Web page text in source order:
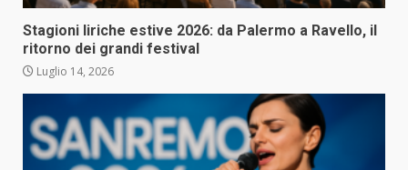
Stagioni liriche estive 2026: da Palermo a Ravello, il
ritorno dei grandi festival
Luglio 14, 2026